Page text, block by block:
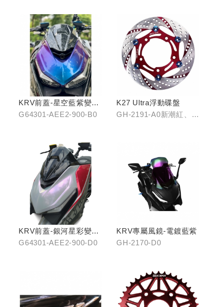
KRV前蓋-星空藍紫變色
龍
G64301-AEE2-900-B0
K27 Ultra浮動碟盤
GH-2191-A0新潮紅、
KRV前蓋-銀河星彩變色
龍
G64301-AEE2-900-D0
KRV專屬風鏡-電鍍藍紫
GH-2170-D0